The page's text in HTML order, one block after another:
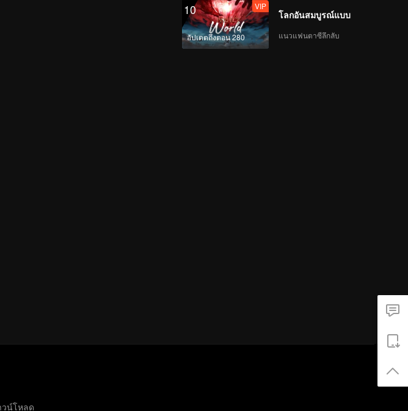
10
อัปเดตถึงตอน 280
VIP
โลกอันสมบูรณ์แบบ
แนวแฟนตาซีลึกลับ
วน์โหลด